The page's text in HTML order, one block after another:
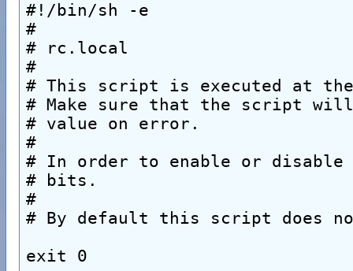
#!/bin/sh -e
#
# rc.local
#
# This script is executed at
# Make sure that the script
# value on error.
#
# In order to enable or
# bits.
#
# By default this script does
exit 0